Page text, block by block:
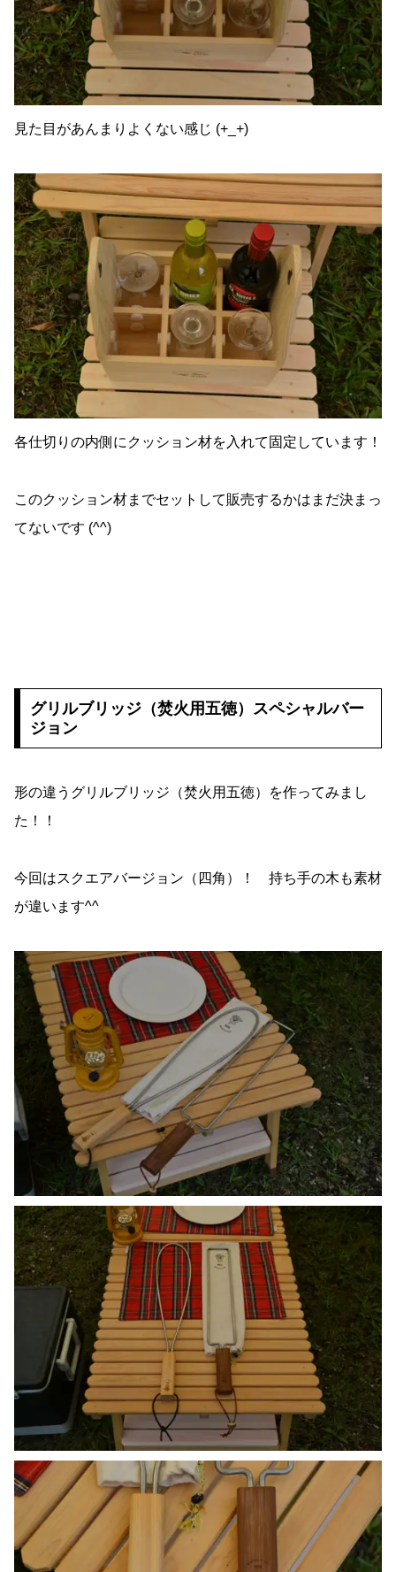
見た目があんまりよくない感じ (+_+)
各仕切りの内側にクッション材を入れて固定しています！
このクッション材までセットして販売するかはまだ決まっ
てないです (^^)
グリルブリッジ（焚火用五徳）スペシャルバー
ジョン
形の違うグリルブリッジ（焚火用五徳）を作ってみまし
た！！
今回はスクエアバージョン（四角）！ 持ち手の木も素材
が違います^^